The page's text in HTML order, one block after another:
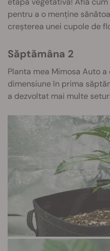
pentru a o menține
creșterea unei cupole de
Săptămâna 2
Planta mea Mimosa Auto
dimensiune în prima
a dezvoltat mai multe